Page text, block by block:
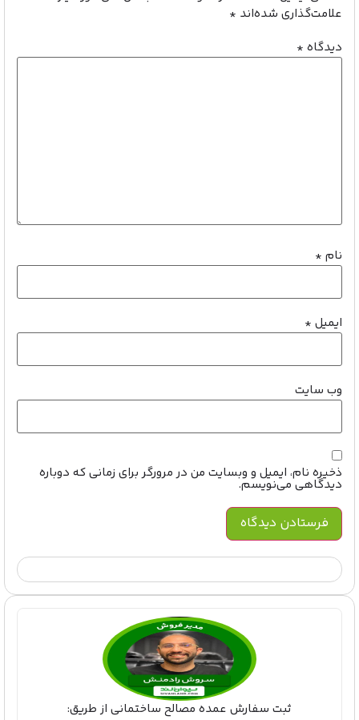
علامت‌گذاری شده‌اند *
دیدگاه *
نام *
ایمیل *
وب‌ سایت
ذخیره نام، ایمیل و وبسایت من در مرورگر برای زمانی که دوباره
دیدگاهی می‌نویسم.
ثبت سفارش عمده مصالح ساختمانی از طریق: